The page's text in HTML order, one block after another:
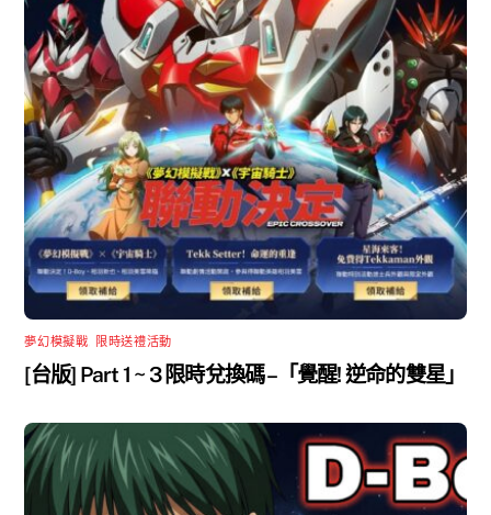
夢幻模擬戰 限時送禮活動
[台版] Part 1 ~ 3 限時兌換碼 –「覺醒! 逆命的雙星」